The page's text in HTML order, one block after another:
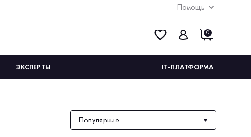
Помощь
0
ЭКСПЕРТЫ IT-ПЛАТФОРМА
Популярные